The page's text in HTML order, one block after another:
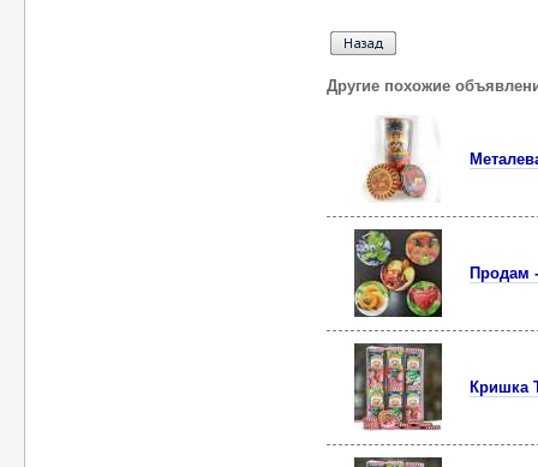
Другие похожие
Продам
Кришка